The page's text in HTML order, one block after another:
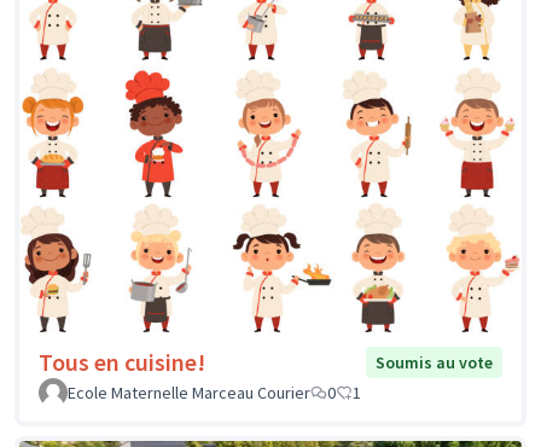
Tous en cuisine!
Soumis au vote
Ecole Maternelle Marceau Courier
0 1